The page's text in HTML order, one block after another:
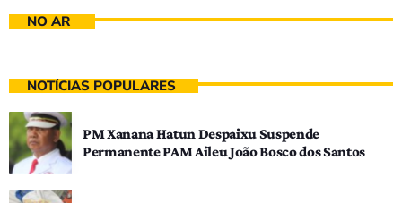
NO AR
NOTÍCIAS POPULARES
PM Xanana Hatun Despaixu Suspende
Permanente PAM Aileu João Bosco dos Santos